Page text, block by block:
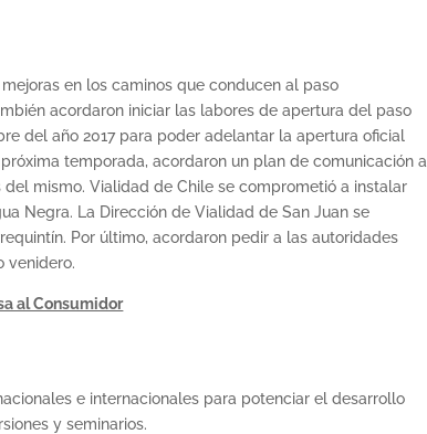
en los caminos que conducen al paso
acordaron iniciar las labores de apertura del paso
del año 2017 para poder adelantar la apertura oficial
temporada, acordaron un plan de comunicación a
mismo. Vialidad de Chile se comprometió a instalar
Negra. La Dirección de Vialidad de San Juan se
Por último, acordaron pedir a las autoridades
venidero.
al Consumidor
e internacionales para potenciar el desarrollo
y seminarios.